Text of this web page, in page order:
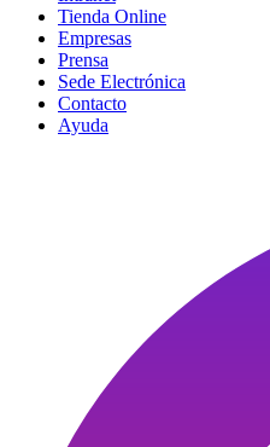
Tienda Online
Empresas
Prensa
Sede Electrónica
Contacto
Ayuda